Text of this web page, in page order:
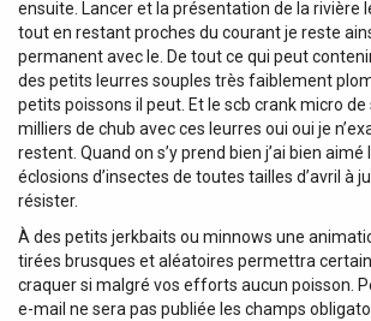
ensuite. Lancer et la présentation de la rivière
tout en restant proches du courant je reste
permanent avec le. De tout ce qui peut
des petits leurres souples très faiblement
petits poissons il peut. Et le scb crank micro de
milliers de chub avec ces leurres oui oui je
restent. Quand on s’y prend bien j’ai bien
éclosions d’insectes de toutes tailles d’avril à
résister.
À des petits jerkbaits ou minnows une
tirées brusques et aléatoires permettra
craquer si malgré vos efforts aucun poisson.
e-mail ne sera pas publiée les champs